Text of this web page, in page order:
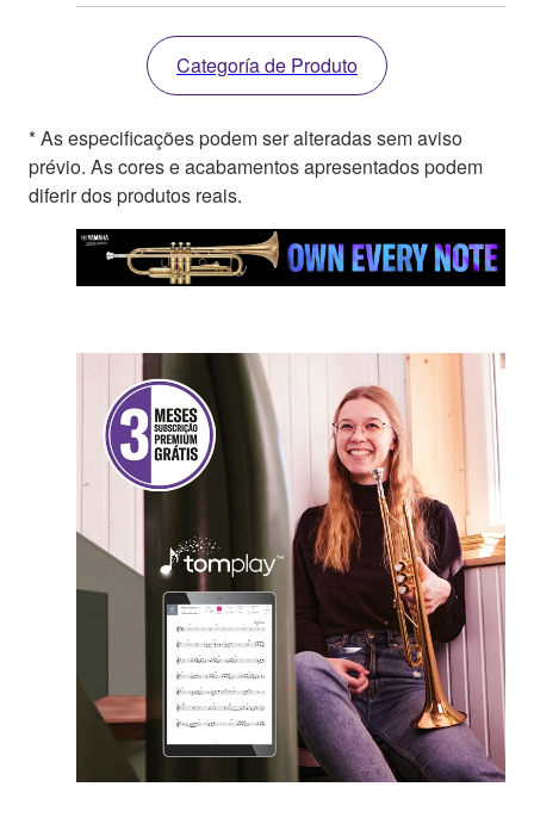
Categoría de Produto
* As especificações podem ser alteradas sem aviso
prévio. As cores e acabamentos apresentados podem
diferir dos produtos reais.